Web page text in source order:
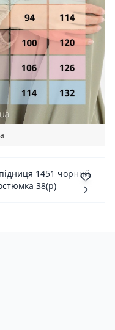
1451 чорний
38(р)